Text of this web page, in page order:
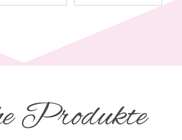
Produkte